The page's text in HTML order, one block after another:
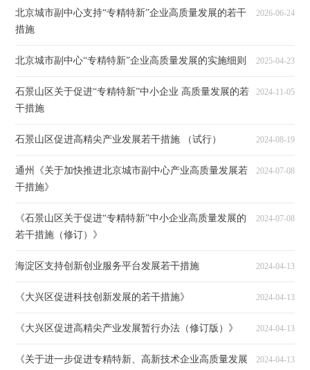
北京城市副中心支持“专精特新”企业高质量发展的若干
措施
2026-06-24
北京城市副中心“专精特新”企业高质量发展的实施细则 2025-04-23
石景山区关于促进“专精特新”中小企业 高质量发展的若
干措施
2024-11-05
石景山区促进高精尖产业发展若干措施 （试行） 2024-08-19
通州《关于加快推进北京城市副中心产业高质量发展若
干措施》
2024-07-08
《石景山区关于促进“专精特新”中小企业高质量发展的
若干措施（修订）》
2024-07-08
海淀区支持创新创业服务平台发展若干措施 2024-04-13
《大兴区促进科技创新发展的若干措施》 2024-04-13
《大兴区促进高精尖产业发展暂行办法（修订版）》 2024-04-13
《关于进一步促进专精特新、高新技术企业高质量发展
2024-04-13